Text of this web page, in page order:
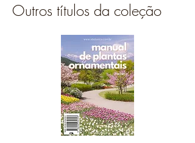
Outros títulos da coleção